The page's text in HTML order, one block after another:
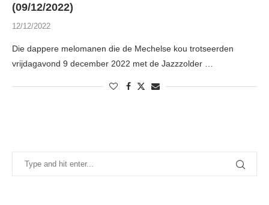
(09/12/2022)
12/12/2022
Die dappere melomanen die de Mechelse kou trotseerden
vrijdagavond 9 december 2022 met de Jazzzolder …